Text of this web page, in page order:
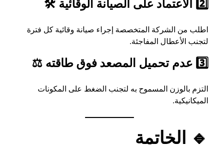
2️⃣ الاعتماد على الصيانة الوقائية 🛠️
اطلب من الشركة المتخصصة إجراء صيانة وقائية كل فترة
لتجنب الأعطال المفاجئة.
3️⃣ عدم تحميل المصعد فوق طاقته ⚖️
التزم بالوزن المسموح به لتجنب الضغط على المكونات
الميكانيكية.
🔹 الخاتمة